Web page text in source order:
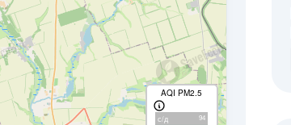
AQI PM2.5
с/д 94